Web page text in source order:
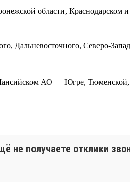
области, Краснодарском
Дальневосточного, Северо-
АО — Югре, Тюменской,
не получаете отклики